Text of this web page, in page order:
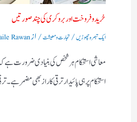
خریدو فروخت اور بروکری کی چند صورتیں
ایک تبصرہ چھوڑیں/تجارت و معیشت/ ازRawan
معاشی استحکام ہر شخص کی بنیادی ضرورت ہے
استحکام پر ہی پائیدار ترقی کا راز بھی مضمر ہے۔